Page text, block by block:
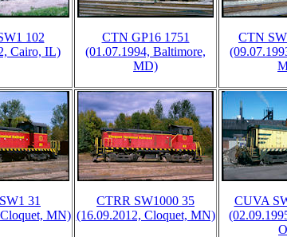
102
Cairo, IL)
CTN GP16 1751
(01.07.1994, Baltimore,
MD)
CTN
31
MN)
CTRR SW1000 35
(16.09.2012, Cloquet, MN)
CUVA